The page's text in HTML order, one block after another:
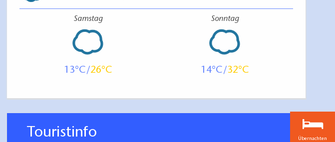
Samstag
13 26
Sonntag
14 32
Touristinfo Übernachten